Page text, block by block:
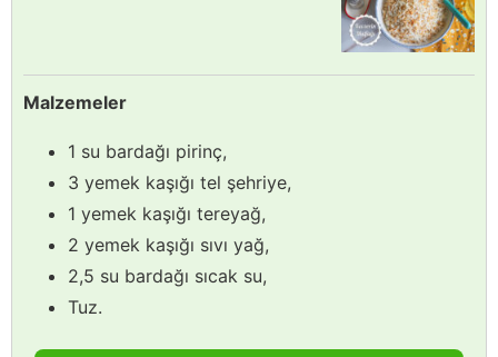
Malzemeler
1 su bardağı pirinç,
3 yemek kaşığı tel şehriye,
1 yemek kaşığı tereyağ,
2 yemek kaşığı sıvı yağ,
2,5 su bardağı sıcak su,
Tuz.